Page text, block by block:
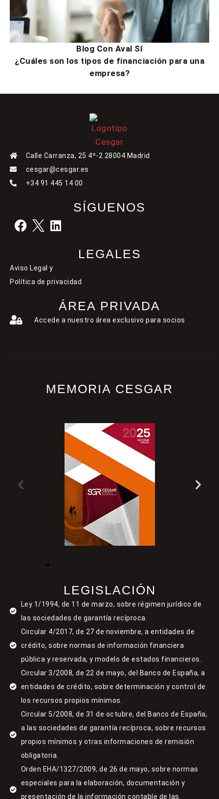
Blog Con Aval Sí
¿Cuáles son los tipos de financiación para una
empresa?
Calle Carranza, 25 4º-2 28004 Madrid
cesgar@cesgar.es
+34 91 445 14 00
SÍGUENOS
LEGALES
Aviso Legal y
Política de privacidad
ÁREA PRIVADA
Accede a nuestro área exclusivo para socios
MEMORIA CESGAR
LEGISLACIÓN
Ley 1/1994, de 11 de marzo, sobre régimen jurídico de
las sociedades de garantía recíproca.
Circular 4/2017, de 27 de noviembre, a entidades de
crédito, sobre normas de información financiera
pública y reservada, y modelo de estados financieros.
Circular 3/2008, de 22 de mayo, del Banco de España, a
entidades de crédito, sobre determinación y control de
los recursos propios mínimos.
Circular 5/2008, de 31 de octubre, del Banco de España,
a las sociedades de garantía recíproca, sobre recursos
propios mínimos y otras informaciones de remisión
obligatoria.
Orden EHA/1327/2009, de 26 de mayo, sobre normas
especiales para la elaboración, documentación y
presentación de la información contable de las